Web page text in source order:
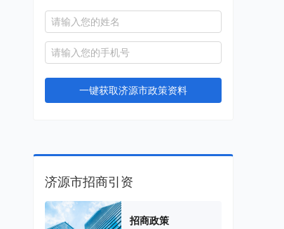
一键获取济源市政策资料
济源市招商引资
招商政策